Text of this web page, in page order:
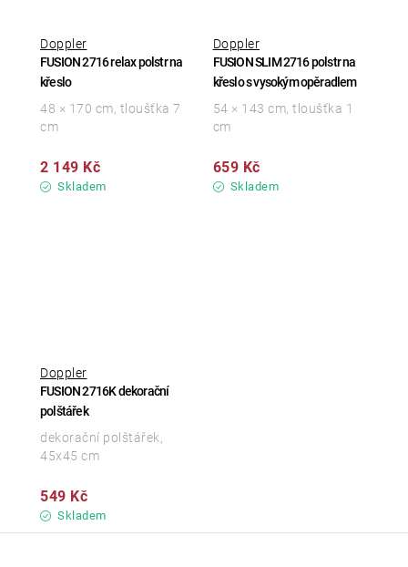
FUSION 2716 relax polstr na
křeslo
Doppler
Skladem
2 149 Kč
48 × 170 cm, tloušťka 7
cm
FUSION SLIM 2716 polstr na
křeslo s vysokým opěradlem
Doppler
Skladem
659 Kč
54 × 143 cm, tloušťka 1
cm
FUSION 2716K dekorační
polštářek
Doppler
Skladem
549 Kč
dekorační polštářek,
45x45 cm